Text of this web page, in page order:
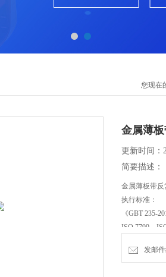
您现在
金属薄
更新时间：
简要描述：
金属薄板带反
执行标准：
《GBT 235-
ISO 7799，
发邮件